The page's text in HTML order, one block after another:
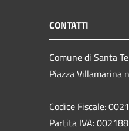
CONTATTI
Comune di Santa
Piazza Villamarina
Codice Fiscale:
Partita IVA: